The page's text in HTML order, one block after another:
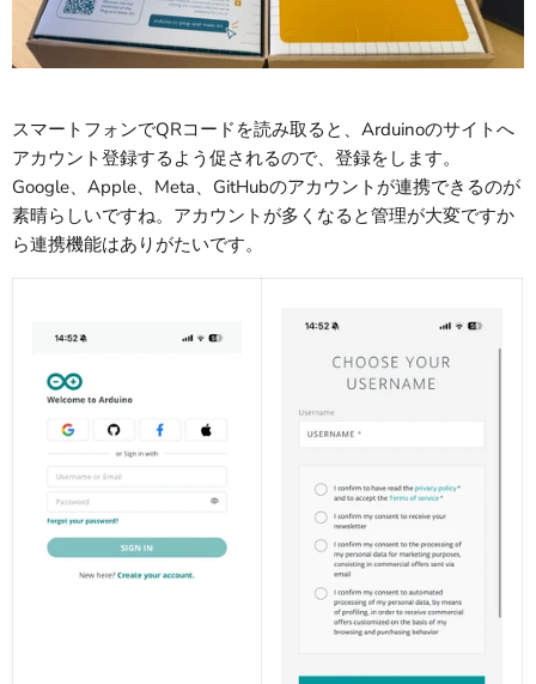
スマートフォンでQRコードを読み取ると、Arduinoのサイトへ
アカウント登録するよう促されるので、登録をします。
Google、Apple、Meta、GitHubのアカウントが連携できるのが
素晴らしいですね。アカウントが多くなると管理が大変ですか
ら連携機能はありがたいです。